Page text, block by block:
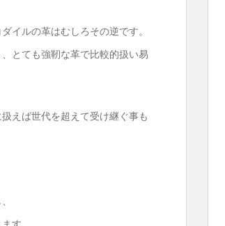
イルの革はむしろその逆です。
とても強靭な革で比較的扱い易
えば世代を超えて受け継ぐ事も